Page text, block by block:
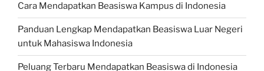
Cara Mendapatkan Beasiswa Kampus di Indonesia
Panduan Lengkap Mendapatkan Beasiswa Luar Negeri
untuk Mahasiswa Indonesia
Peluang Terbaru Mendapatkan Beasiswa di Indonesia